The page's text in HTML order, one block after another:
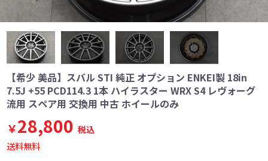
【希少 美品】スバル STI 純正 オプション ENKEI製 18in
7.5J +55 PCD114.3 1本 ハイラスター WRX S4 レヴォーグ
流用 スペア用 交換用 中古 ホイールのみ
￥28,800 税込
送料無料